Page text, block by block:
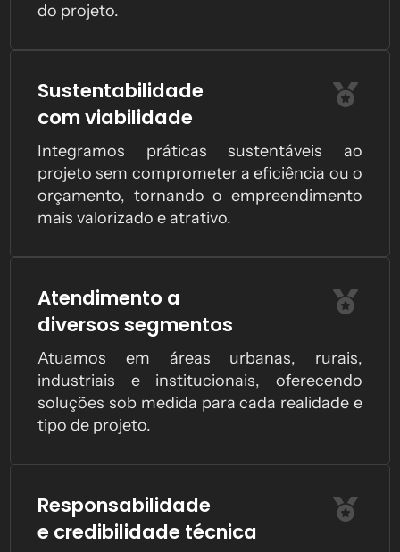
do projeto.
Sustentabilidade
com viabilidade
Integramos práticas sustentáveis ao
projeto sem comprometer a eficiência ou o
orçamento, tornando o empreendimento
mais valorizado e atrativo.
Atendimento a
diversos segmentos
Atuamos em áreas urbanas, rurais,
industriais e institucionais, oferecendo
soluções sob medida para cada realidade e
tipo de projeto.
Responsabilidade
e credibilidade técnica